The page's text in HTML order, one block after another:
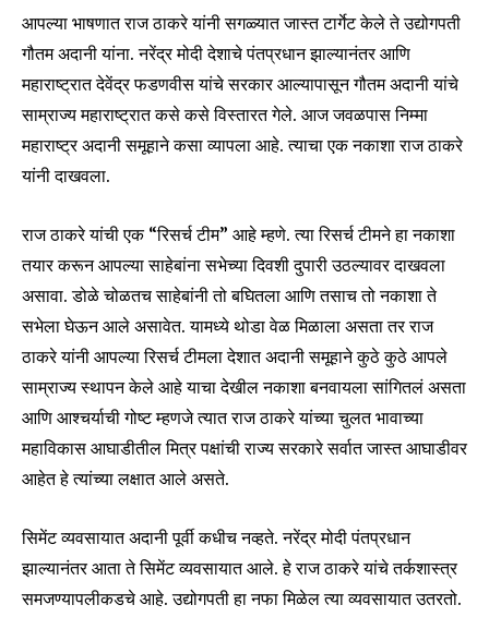
आपल्या भाषणात राज ठाकरे यांनी सगळ्यात जास्त टार्गेट केले ते उद्योगपती
गौतम अदानी यांना. नरेंद्र मोदी देशाचे पंतप्रधान झाल्यानंतर आणि
महाराष्ट्रात देवेंद्र फडणवीस यांचे सरकार आल्यापासून गौतम अदानी यांचे
साम्राज्य महाराष्ट्रात कसे कसे विस्तारत गेले. आज जवळपास निम्मा
महाराष्ट्र अदानी समूहाने कसा व्यापला आहे. त्याचा एक नकाशा राज ठाकरे
यांनी दाखवला.
राज ठाकरे यांची एक “रिसर्च टीम” आहे म्हणे. त्या रिसर्च टीमने हा नकाशा
तयार करून आपल्या साहेबांना सभेच्या दिवशी दुपारी उठल्यावर दाखवला
असावा. डोळे चोळतच साहेबांनी तो बघितला आणि तसाच तो नकाशा ते
सभेला घेऊन आले असावेत. यामध्ये थोडा वेळ मिळाला असता तर राज
ठाकरे यांनी आपल्या रिसर्च टीमला देशात अदानी समूहाने कुठे कुठे आपले
साम्राज्य स्थापन केले आहे याचा देखील नकाशा बनवायला सांगितलं असता
आणि आश्चर्याची गोष्ट म्हणजे त्यात राज ठाकरे यांच्या चुलत भावाच्या
महाविकास आघाडीतील मित्र पक्षांची राज्य सरकारे सर्वात जास्त आघाडीवर
आहेत हे त्यांच्या लक्षात आले असते.
सिमेंट व्यवसायात अदानी पूर्वी कधीच नव्हते. नरेंद्र मोदी पंतप्रधान
झाल्यानंतर आता ते सिमेंट व्यवसायात आले. हे राज ठाकरे यांचे तर्कशास्त्र
समजण्यापलीकडचे आहे. उद्योगपती हा नफा मिळेल त्या व्यवसायात उतरतो.